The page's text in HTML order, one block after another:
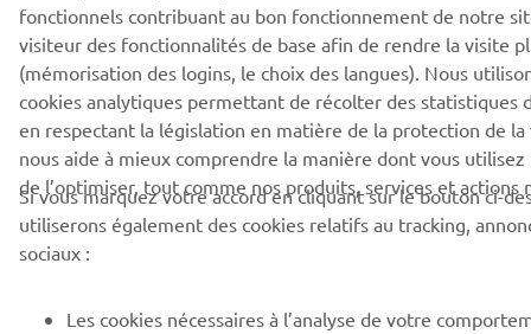
fonctionnels contribuant au bon fonctionnement de notre
visiteur des fonctionnalités de base afin de rendre la visite
(mémorisation des logins, le choix des langues). Nous
cookies analytiques permettant de récolter des statistiques
en respectant la législation en matière de la protection de la
nous aide à mieux comprendre la manière dont vous
de l’optimiser, tout comme nos produits, services et actions
Si vous marquez votre accord en cliquant sur le bouton ci-
utiliserons également des cookies relatifs au tracking,
sociaux :
Les cookies nécessaires à l’analyse de votre